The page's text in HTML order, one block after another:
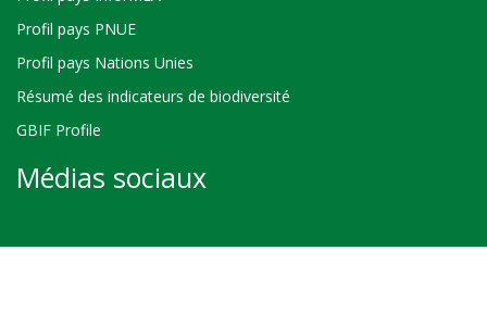
Profil pays PNUE
Profil pays Nations Unies
Résumé des indicateurs de biodiversité
GBIF Profile
Médias sociaux